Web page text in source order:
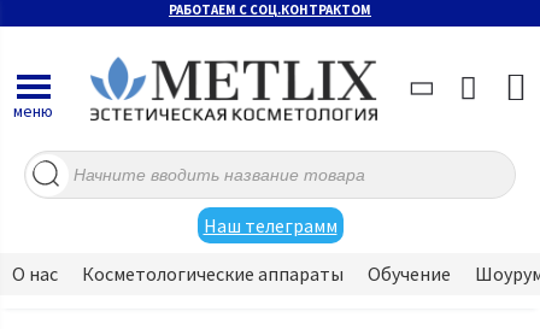
РАБОТАЕМ С СОЦ.КОНТРАКТОМ
Поиск
товаров
Наш телеграмм
меню
О нас Косметологические аппараты Обучение